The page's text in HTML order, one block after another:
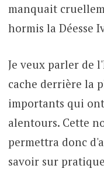
manquait
hormis la Déesse
Je veux parler de
cache derrière la
importants qui
alentours. Cette
permettra donc
savoir sur